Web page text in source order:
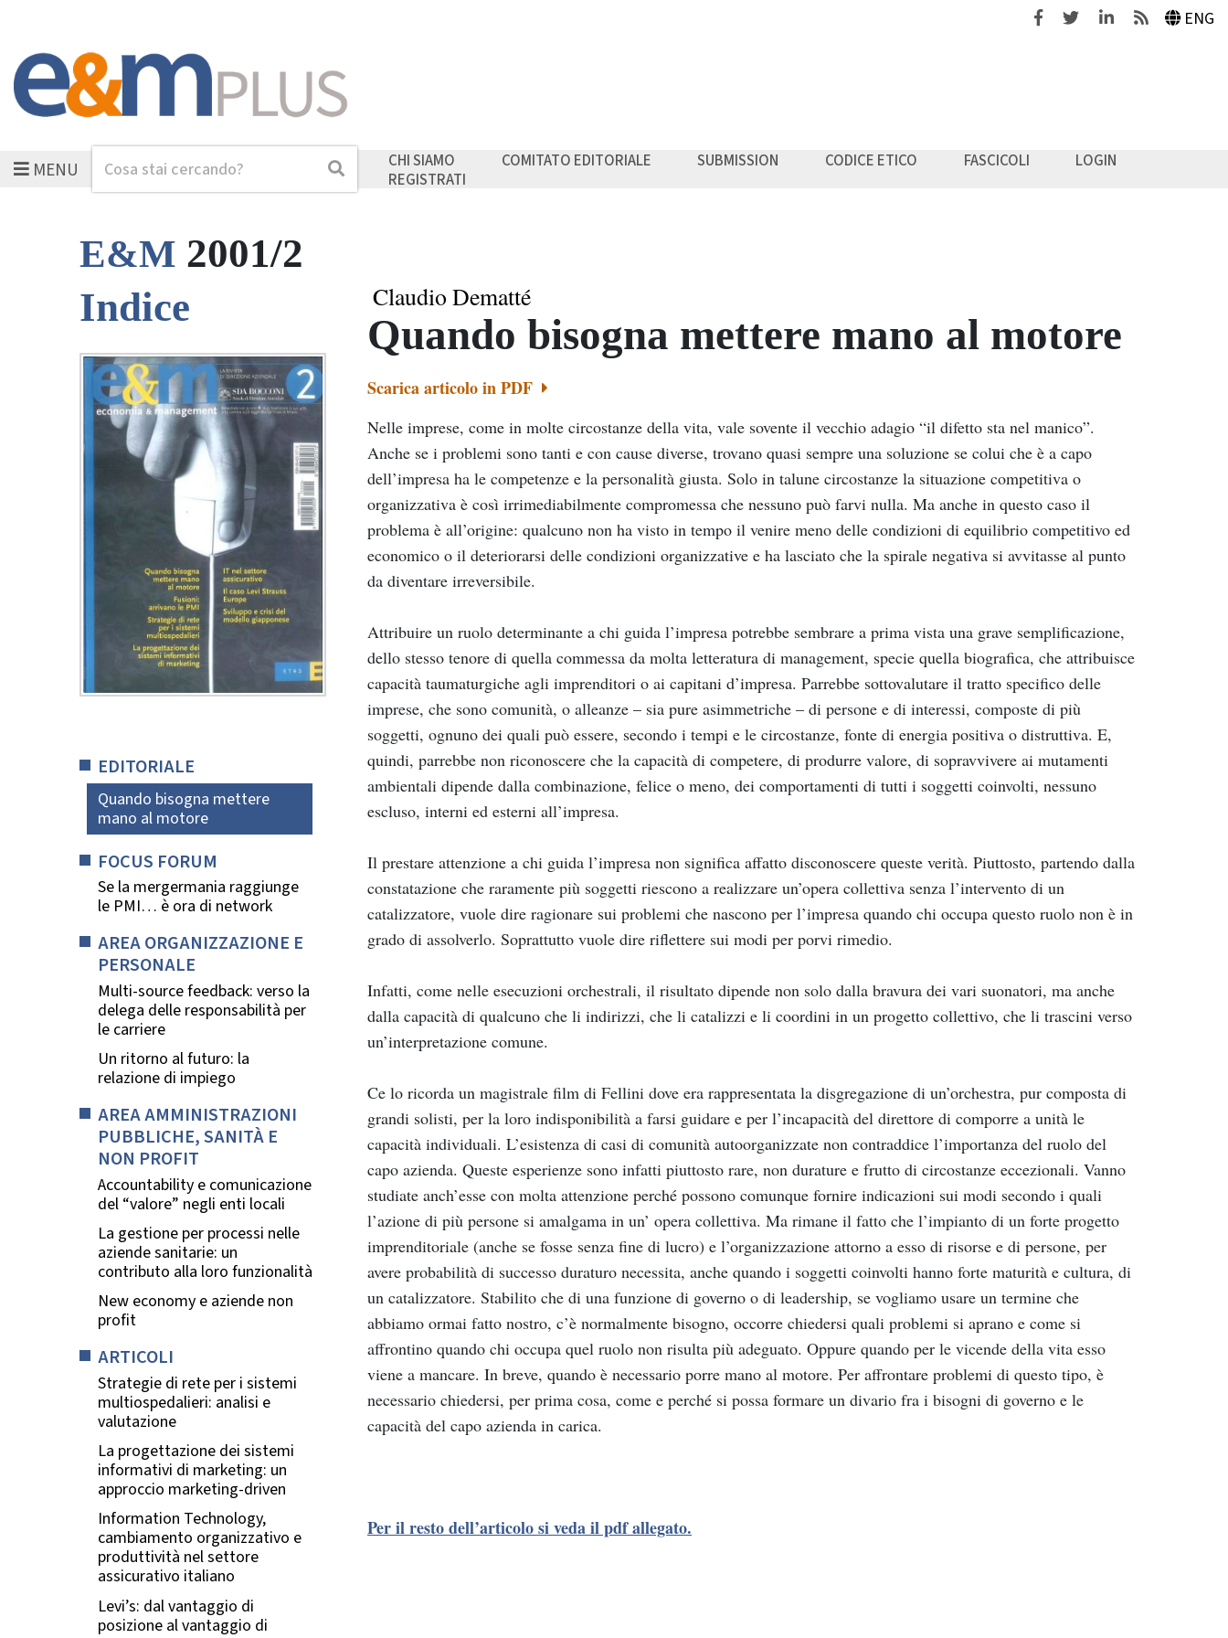
FacebookTwitterLinkedinFeeds ENG
MENUCerca Cerca CHI SIAMO COMITATO EDITORIALE SUBMISSION CODICE ETICO FASCICOLI
LOGIN
REGISTRATI
E&M 2001/2
Indice
EDITORIALE
Quando bisogna mettere
mano al motore
FOCUS FORUM
Se la mergermania raggiunge
le PMI… è ora di network
AREA ORGANIZZAZIONE E
PERSONALE
Multi-source feedback: verso la
delega delle responsabilità per
le carriere
Un ritorno al futuro: la
relazione di impiego
AREA AMMINISTRAZIONI
PUBBLICHE, SANITÀ E
NON PROFIT
Accountability e comunicazione
del “valore” negli enti locali
La gestione per processi nelle
aziende sanitarie: un
contributo alla loro funzionalità
New economy e aziende non
profit
ARTICOLI
Strategie di rete per i sistemi
multiospedalieri: analisi e
valutazione
La progettazione dei sistemi
informativi di marketing: un
approccio marketing-driven
Information Technology,
cambiamento organizzativo e
produttività nel settore
assicurativo italiano
Levi’s: dal vantaggio di
posizione al vantaggio di
Claudio Dematté
Quando bisogna mettere mano al motore
Scarica articolo in PDF
Nelle imprese, come in molte circostanze della vita, vale sovente il vecchio adagio “il difetto sta nel manico”.
Anche se i problemi sono tanti e con cause diverse, trovano quasi sempre una soluzione se colui che è a capo
dell’impresa ha le competenze e la personalità giusta. Solo in talune circostanze la situazione competitiva o
organizzativa è così irrimediabilmente compromessa che nessuno può farvi nulla. Ma anche in questo caso il
problema è all’origine: qualcuno non ha visto in tempo il venire meno delle condizioni di equilibrio competitivo ed
economico o il deteriorarsi delle condizioni organizzative e ha lasciato che la spirale negativa si avvitasse al punto
da diventare irreversibile.
Attribuire un ruolo determinante a chi guida l’impresa potrebbe sembrare a prima vista una grave semplificazione,
dello stesso tenore di quella commessa da molta letteratura di management, specie quella biografica, che attribuisce
capacità taumaturgiche agli imprenditori o ai capitani d’impresa. Parrebbe sottovalutare il tratto specifico delle
imprese, che sono comunità, o alleanze – sia pure asimmetriche – di persone e di interessi, composte di più
soggetti, ognuno dei quali può essere, secondo i tempi e le circostanze, fonte di energia positiva o distruttiva. E,
quindi, parrebbe non riconoscere che la capacità di competere, di produrre valore, di sopravvivere ai mutamenti
ambientali dipende dalla combinazione, felice o meno, dei comportamenti di tutti i soggetti coinvolti, nessuno
escluso, interni ed esterni all’impresa.
Il prestare attenzione a chi guida l’impresa non significa affatto disconoscere queste verità. Piuttosto, partendo dalla
constatazione che raramente più soggetti riescono a realizzare un’opera collettiva senza l’intervento di un
catalizzatore, vuole dire ragionare sui problemi che nascono per l’impresa quando chi occupa questo ruolo non è in
grado di assolverlo. Soprattutto vuole dire riflettere sui modi per porvi rimedio.
Infatti, come nelle esecuzioni orchestrali, il risultato dipende non solo dalla bravura dei vari suonatori, ma anche
dalla capacità di qualcuno che li indirizzi, che li catalizzi e li coordini in un progetto collettivo, che li trascini verso
un’interpretazione comune.
Ce lo ricorda un magistrale film di Fellini dove era rappresentata la disgregazione di un’orchestra, pur composta di
grandi solisti, per la loro indisponibilità a farsi guidare e per l’incapacità del direttore di comporre a unità le
capacità individuali. L’esistenza di casi di comunità autoorganizzate non contraddice l’importanza del ruolo del
capo azienda. Queste esperienze sono infatti piuttosto rare, non durature e frutto di circostanze eccezionali. Vanno
studiate anch’esse con molta attenzione perché possono comunque fornire indicazioni sui modi secondo i quali
l’azione di più persone si amalgama in un’ opera collettiva. Ma rimane il fatto che l’impianto di un forte progetto
imprenditoriale (anche se fosse senza fine di lucro) e l’organizzazione attorno a esso di risorse e di persone, per
avere probabilità di successo duraturo necessita, anche quando i soggetti coinvolti hanno forte maturità e cultura, di
un catalizzatore. Stabilito che di una funzione di governo o di leadership, se vogliamo usare un termine che
abbiamo ormai fatto nostro, c’è normalmente bisogno, occorre chiedersi quali problemi si aprano e come si
affrontino quando chi occupa quel ruolo non risulta più adeguato. Oppure quando per le vicende della vita esso
viene a mancare. In breve, quando è necessario porre mano al motore. Per affrontare problemi di questo tipo, è
necessario chiedersi, per prima cosa, come e perché si possa formare un divario fra i bisogni di governo e le
capacità del capo azienda in carica.
Per il resto dell’articolo si veda il pdf allegato.